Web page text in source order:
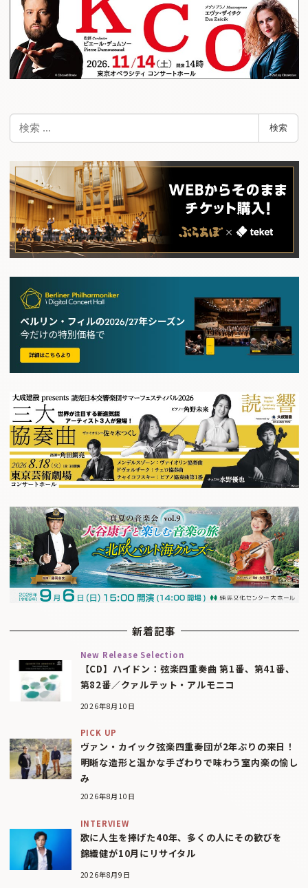
検
検索
新着記事
New Release Selection
【CD】ハイドン：弦楽四重奏曲 第1番、第41番、
第82番／クァルテット・アルモニコ
2026年8月10日
PICK UP
ヴァン・カイック弦楽四重奏団が2年ぶりの来日！
明晰な造形と温かな手ざわりで味わう室内楽の愉し
み
2026年8月10日
INTERVIEW
歌に人生を捧げた40年、多くの人にその歓びを
錦織健が10月にリサイタル
2026年8月9日